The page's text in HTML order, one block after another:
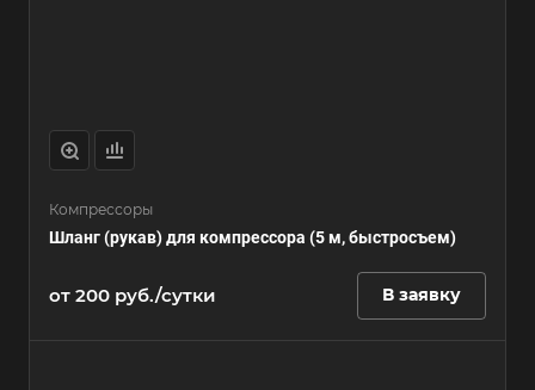
Компрессоры
Шланг (рукав) для компрессора (5 м, быстросъем)
от 200 руб./сутки В заявку